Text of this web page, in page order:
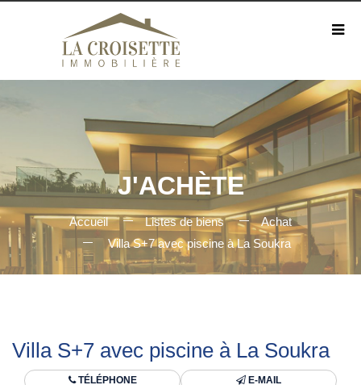
J'ACHÈTE
Accueil Listes de biens
Achat
Villa S+7 avec piscine à La Soukra
Villa S+7 avec piscine à La Soukra
TÉLÉPHONE E-MAIL